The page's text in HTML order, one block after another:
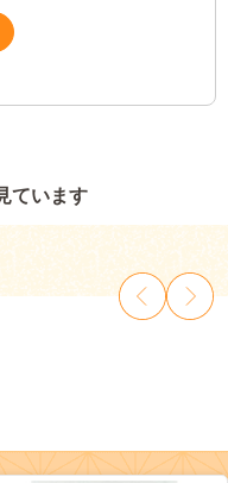
ています